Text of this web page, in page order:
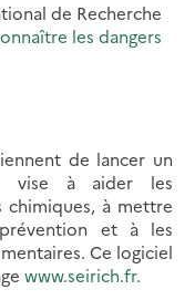
de Recherche
les dangers
de lancer un
vise à aider les
chimiques, à mettre
et à les
Ce logiciel
www.seirich.fr.